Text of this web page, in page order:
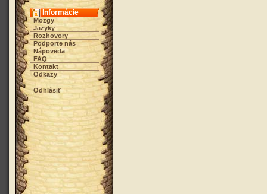
Informácie
Mozgy
Jazyky
Rozhovory
Podporte nás
Nápoveda
FAQ
Kontakt
Odkazy
Odhlásiť